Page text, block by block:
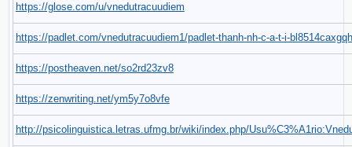
https://glose.com/u/vnedutracuudiem
https://padlet.com/vnedutracuudiem1/padlet-thanh-nh-c-a-t-i-
https://postheaven.net/so2rd23zv8
https://zenwriting.net/ym5y7o8vfe
http://psicolinguistica.letras.ufmg.br/wiki/index.php/